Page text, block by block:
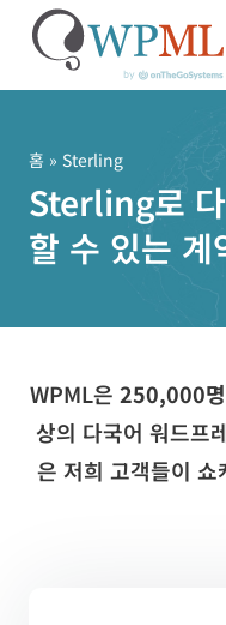
홈 » Sterling
Sterling로
할 수 있는 계
WPML은 250,000명
상의 다국어 워드프
은 저희 고객들이 쇼